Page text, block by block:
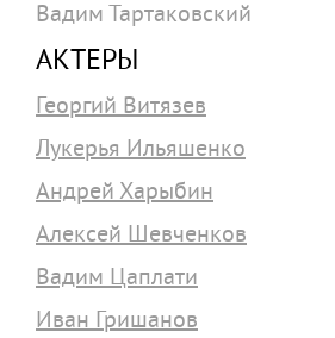
Вадим Тартаковский
АКТЕРЫ
Георгий Витязев
Лукерья Ильяшенко
Андрей Харыбин
Алексей Шевченков
Вадим Цаплати
Иван Гришанов